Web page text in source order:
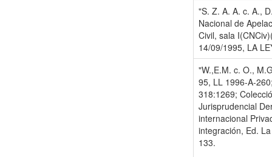
"S. Z. A. A. c. A.,
Nacional de
Civil, sala
14/09/1995, LA
"W.,E.M. c. O.,
95, LL 1996-A-
318:1269;
Jurisprudencial
internacional
integración, Ed.
133.